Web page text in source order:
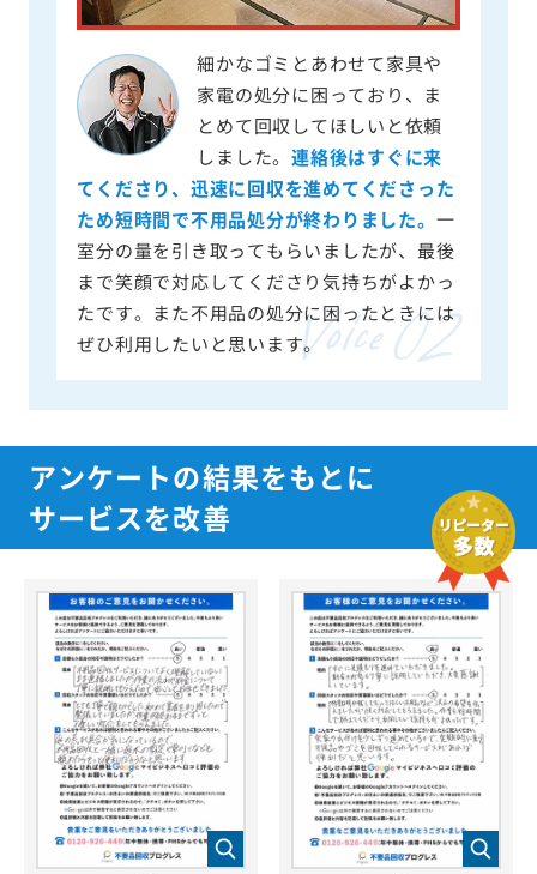
細かなゴミとあわせて家具や
家電の処分に困っており、ま
とめて回収してほしいと依頼
しました。連絡後はすぐに来
てくださり、迅速に回収を進めてくださった
ため短時間で不用品処分が終わりました。 一
室分の量を引き取ってもらいましたが、最後
まで笑顔で対応してくださり気持ちがよかっ
たです。また不用品の処分に困ったときには
ぜひ利用したいと思います。
アンケートの結果をもとに
サービスを改善